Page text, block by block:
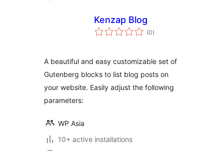
Kenzap Blog
(0ការ
វាយ
)
A beautiful and easy customizable set of
Gutenberg blocks to list blog posts on
your website. Easily adjust the following
parameters:
WP Asia
10+ active installations